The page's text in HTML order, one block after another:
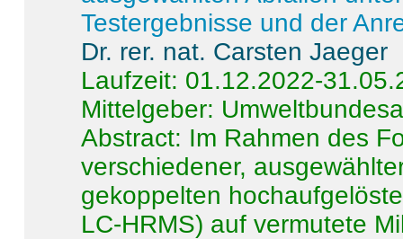
Testergebnisse und der
Dr. rer. nat. Carsten Jaeger
Laufzeit: 01.12.2022-
Mittelgeber:
Abstract: Im Rahmen des
verschiedener,
gekoppelten
LC-HRMS) auf vermutete